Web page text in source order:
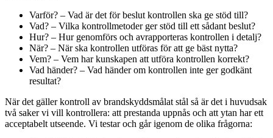
Varför? – Vad är det för beslut kontrollen ska ge stöd till?
Vad? – Vilka kontrollmetoder ger stöd till ett sådant beslut?
Hur? – Hur genomförs och avrapporteras kontrollen i detalj?
När? – När ska kontrollen utföras för att ge bäst nytta?
Vem? – Vem har kunskapen att utföra kontrollen korrekt?
Vad händer? – Vad händer om kontrollen inte ger godkänt
resultat?
När det gäller kontroll av brandskyddsmålat stål så är det i huvudsak
två saker vi vill kontrollera: att prestanda uppnås och att ytan har ett
acceptabelt utseende. Vi testar och går igenom de olika frågorna: